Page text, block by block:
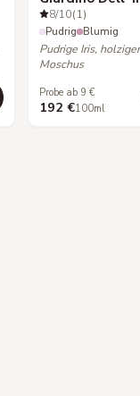
8/10(1)
Pudrig Blumig
Pudrige Iris, holziger
Moschus
Probe ab 9 €
192 €100ml